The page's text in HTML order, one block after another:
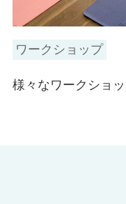
ワークショップ
様々なワークショ